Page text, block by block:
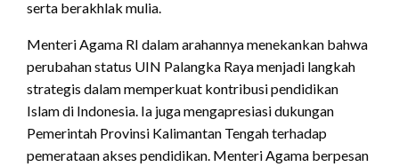
serta berakhlak mulia.
Menteri Agama RI dalam arahannya menekankan bahwa
perubahan status UIN Palangka Raya menjadi langkah
strategis dalam memperkuat kontribusi pendidikan
Islam di Indonesia. Ia juga mengapresiasi dukungan
Pemerintah Provinsi Kalimantan Tengah terhadap
pemerataan akses pendidikan. Menteri Agama berpesan